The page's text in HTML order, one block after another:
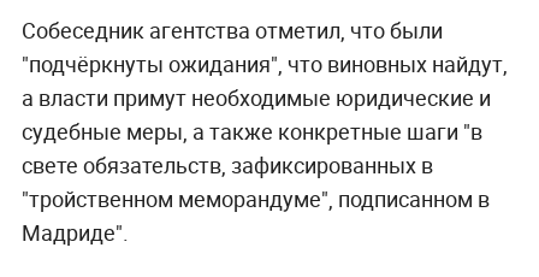
Собеседник агентства отметил, что были
"подчёркнуты ожидания", что виновных найдут,
а власти примут необходимые юридические и
судебные меры, а также конкретные шаги "в
свете обязательств, зафиксированных в
"тройственном меморандуме", подписанном в
Мадриде".